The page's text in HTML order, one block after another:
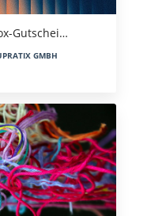
Gutschei…
GMBH